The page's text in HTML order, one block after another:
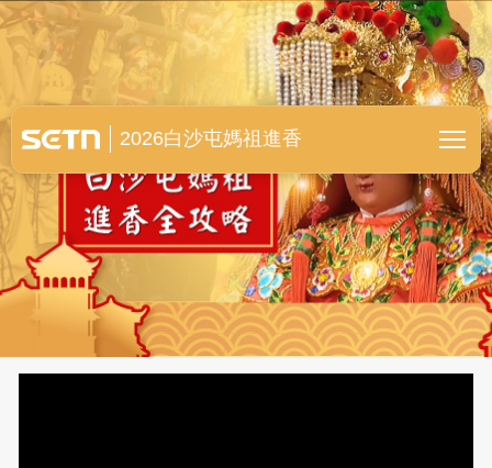
白沙屯媽祖進香全紀錄
2026白沙屯媽祖進香